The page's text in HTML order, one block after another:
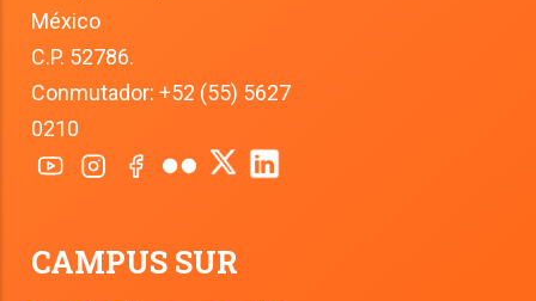
México
C.P. 52786.
Conmutador: +52 (55) 5627
0210
CAMPUS SUR